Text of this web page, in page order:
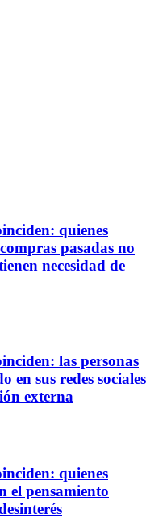
quienes
pasadas no
necesidad de
las personas
en sus redes sociales
externa
quienes
el pensamiento